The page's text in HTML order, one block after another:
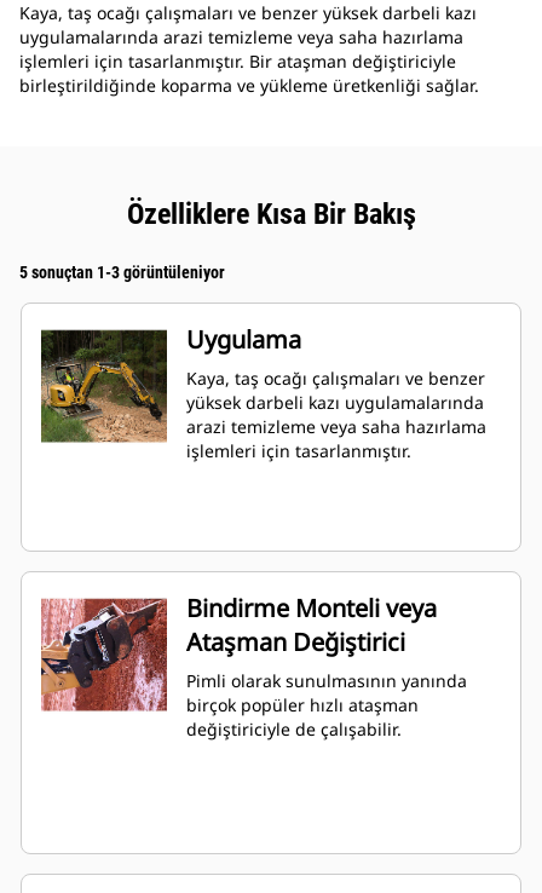
Kaya, taş ocağı çalışmaları ve benzer yüksek darbeli kazı
uygulamalarında arazi temizleme veya saha hazırlama
işlemleri için tasarlanmıştır. Bir ataşman değiştiriciyle
birleştirildiğinde koparma ve yükleme üretkenliği sağlar.
Özelliklere Kısa Bir Bakış
5 sonuçtan 1-3 görüntüleniyor
Uygulama
Kaya, taş ocağı çalışmaları ve benzer
yüksek darbeli kazı uygulamalarında
arazi temizleme veya saha hazırlama
işlemleri için tasarlanmıştır.
Bindirme Monteli veya
Ataşman Değiştirici
Pimli olarak sunulmasının yanında
birçok popüler hızlı ataşman
değiştiriciyle de çalışabilir.